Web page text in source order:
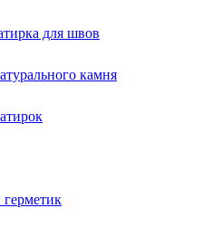
для швов
камня